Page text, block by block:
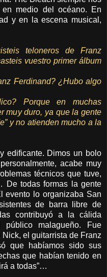
medio del océano. En
y en la escena musical,
teloneros de Franz
vuestro primer álbum
Ferdinand? ¿Hubo algo
Porque en muchas
muy duro, ya que la gente
y no atienden mucho a la
edificante. Dimos un bolo
acabe muy
técnicos que tuve,
todas formas la gente
evento lo organizaba San
de barra libre de
contribuyó a la cálida
malagueño. Fue
el guitarrista de Franz
que habíamos sido sus
que habían tenido en
a todas”…